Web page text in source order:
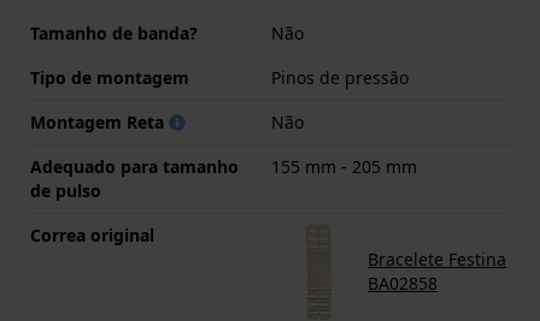
Tamanho de banda?
Não
Tipo de montagem
Pinos de pressão
Montagem Reta
Não
Adequado para tamanho
de pulso
155 mm - 205 mm
Correa original
Bracelete Festina
BA02858